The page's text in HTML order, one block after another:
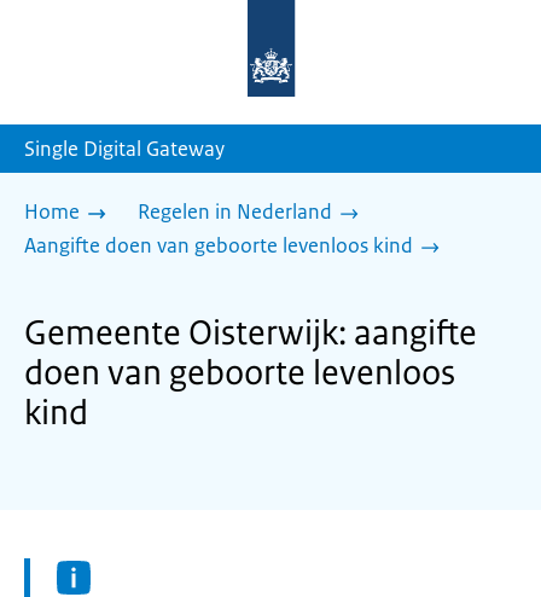
homepage
Single Digital Gateway
Home
Regelen in Nederland
Aangifte doen van geboorte levenloos kind
Gemeente Oisterwijk: aangifte
doen van geboorte levenloos
kind